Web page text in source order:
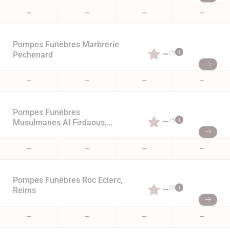
– – – –
Pompes Funèbres Marbrerie
Péchenard
–/5
– – – –
Pompes Funèbres
Musulmanes Al Firdaous,
–/5
– – – –
Pompes Funèbres Roc Eclerc,
Reims
–/5
– – – –